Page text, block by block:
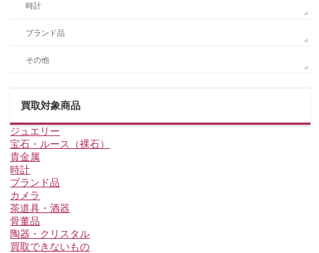
時計
ブランド品
その他
買取対象商品
ジュエリー
宝石・ルース（裸石）
貴金属
時計
ブランド品
カメラ
茶道具・酒器
骨董品
陶器・クリスタル
買取できないもの